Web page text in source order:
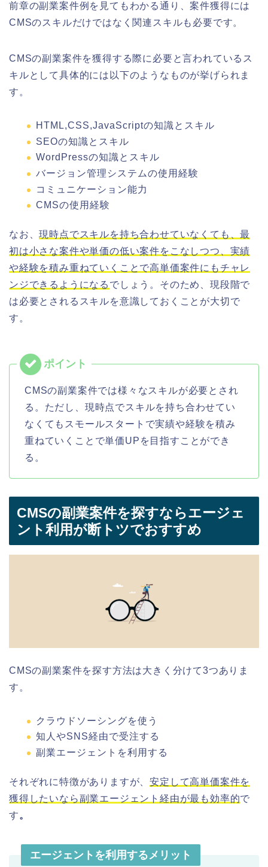
前章の副業案件例を見てもわかる通り、案件獲得には
CMSのスキルだけではなく関連スキルも必要です。
CMSの副業案件を獲得する際に必要と言われているス
キルとして具体的には以下のようなものが挙げられま
す。
HTML,CSS,JavaScriptの知識とスキル
SEOの知識とスキル
WordPressの知識とスキル
バージョン管理システムの使用経験
コミュニケーション能力
CMSの使用経験
なお、現時点でスキルを持ち合わせていなくても、最
初は小さな案件や単価の低い案件をこなしつつ、実績
や経験を積み重ねていくことで高単価案件にもチャレ
ンジできるようになる でしょう。そのため、現段階で
は必要とされるスキルを意識しておくことが大切で
す。
CMSの副業案件では様々なスキルが必要とされ
る。ただし、現時点でスキルを持ち合わせてい
なくてもスモールスタートで実績や経験を積み
重ねていくことで単価UPを目指すことができ
る。
CMSの副業案件を探すならエージェ
ント利用が断トツでおすすめ
CMSの副業案件を探す方法は大きく分けて3つありま
す。
クラウドソーシングを使う
知人やSNS経由で受注する
副業エージェントを利用する
それぞれに特徴がありますが、安定して高単価案件を
獲得したいなら副業エージェント経由が最も効率的で
す。
エージェントを利用するメリット